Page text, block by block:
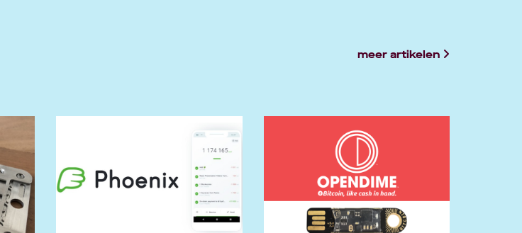
meer artikelen